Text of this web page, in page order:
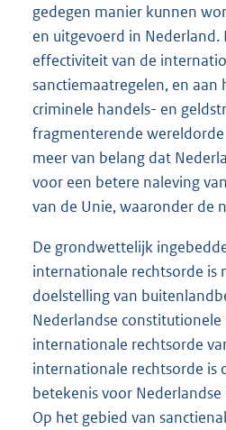
gedegen manier kunnen
en uitgevoerd in Nederland.
effectiviteit van de
sanctiemaatregelen, en
criminele handels- en
fragmenterende
meer van belang dat
voor een betere naleving
van de Unie, waaronder de
De grondwettelijk
internationale rechtsorde is
doelstelling van
Nederlandse
internationale rechtsorde
internationale rechtsorde is
betekenis voor
Op het gebied van